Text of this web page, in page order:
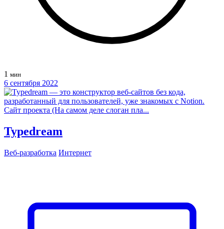
1 мин
6 сентября 2022
Typedream
Веб‑разработка Интернет